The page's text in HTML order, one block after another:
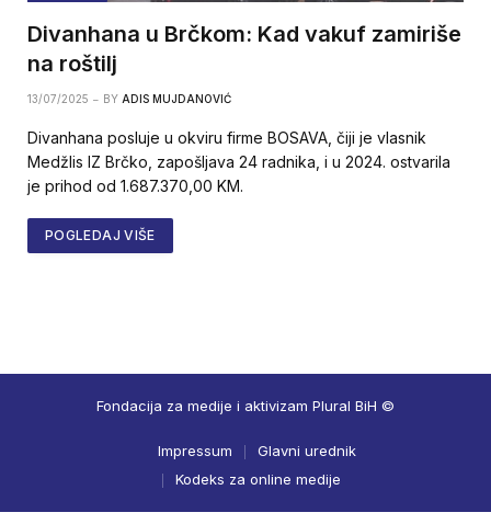
Divanhana u Brčkom: Kad vakuf zamiriše
na roštilj
13/07/2025 BY ADIS MUJDANOVIĆ
Divanhana posluje u okviru firme BOSAVA, čiji je vlasnik
Medžlis IZ Brčko, zapošljava 24 radnika, i u 2024. ostvarila
je prihod od 1.687.370,00 KM.
POGLEDAJ VIŠE
Fondacija za medije i aktivizam Plural BiH ©
Impressum
Glavni urednik
Kodeks za online medije